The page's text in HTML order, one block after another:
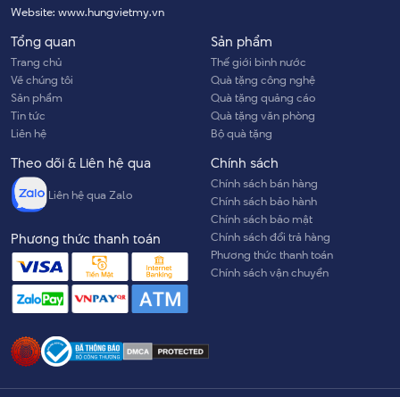
Website: www.hungvietmy.vn
Tổng quan
Trang chủ
Về chúng tôi
Sản phẩm
Tin tức
Liên hệ
Sản phẩm
Thế giới bình nước
Quà tặng công nghệ
Quà tặng quảng cáo
Quà tặng văn phòng
Bộ quà tặng
Chính sách
Chính sách bán hàng
Chính sách bảo hành
Chính sách bảo mật
Chính sách đổi trả hàng
Phương thức thanh toán
Chính sách vận chuyển
Theo dõi & Liên hệ qua
Liên hệ qua Zalo
Phương thức thanh toán